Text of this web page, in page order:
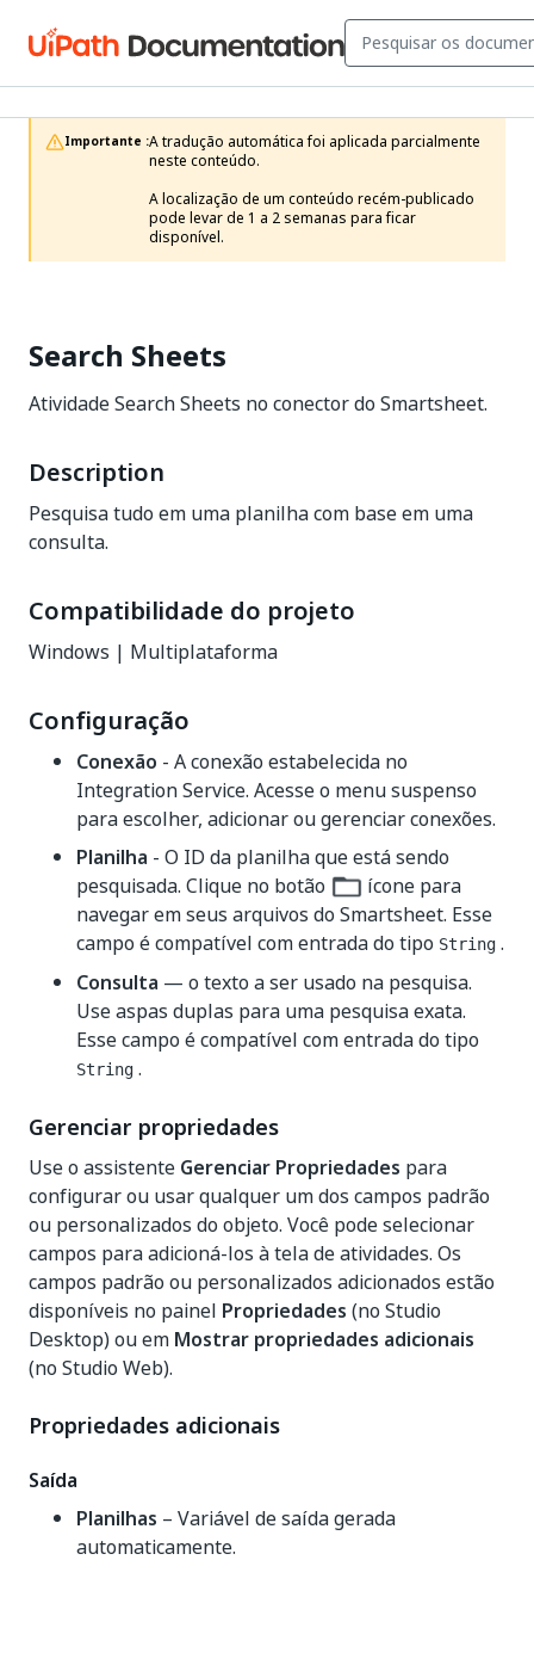
Importante :A tradução automática foi aplicada parcialmente
neste conteúdo.
A localização de um conteúdo recém-publicado
pode levar de 1 a 2 semanas para ficar
disponível.
Search Sheets
Atividade Search Sheets no conector do Smartsheet.
Description
Pesquisa tudo em uma planilha com base em uma
consulta.
Compatibilidade do projeto
Windows | Multiplataforma
Configuração
Conexão - A conexão estabelecida no
Integration Service. Acesse o menu suspenso
para escolher, adicionar ou gerenciar conexões.
Planilha - O ID da planilha que está sendo
pesquisada. Clique no botão
ícone para
navegar em seus arquivos do Smartsheet. Esse
campo é compatível com entrada do tipo String .
Consulta — o texto a ser usado na pesquisa.
Use aspas duplas para uma pesquisa exata.
Esse campo é compatível com entrada do tipo
String .
Gerenciar propriedades
Use o assistente Gerenciar Propriedades para
configurar ou usar qualquer um dos campos padrão
ou personalizados do objeto. Você pode selecionar
campos para adicioná-los à tela de atividades. Os
campos padrão ou personalizados adicionados estão
disponíveis no painel Propriedades (no Studio
Desktop) ou em Mostrar propriedades adicionais
(no Studio Web).
Propriedades adicionais
Saída
Planilhas – Variável de saída gerada
automaticamente.